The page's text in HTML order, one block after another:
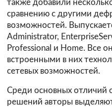
также добавили
сравнению с другими
возможностей.
Administrator,
Professional и Home. Все
встроенными в них
сетевых возможностей.
Среди основных отличий
решений авторы